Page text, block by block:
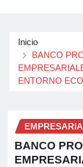
Inicio
BANCO
ENTORNO
BANCO